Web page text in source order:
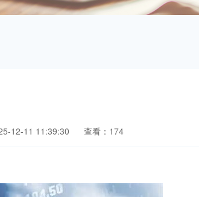
12-11 11:39:30 查看：174